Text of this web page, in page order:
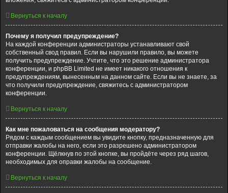
Вернуться к началу
Почему я получил предупреждение?
На каждой конференции администраторы устанавливают свой
собственный свод правил. Если вы нарушили правило, вы можете
получить предупреждение. Учтите, что это решение администратора
конференции, и phpBB Limited не имеет никакого отношения к
предупреждениям, вынесенным на данном сайте. Если вы не знаете, за
что получили предупреждение, свяжитесь с администратором
конференции.
Вернуться к началу
Как мне пожаловаться на сообщения модератору?
Рядом с каждым сообщением вы увидите кнопку, предназначенную для
отправки жалобы на него, если это разрешено администратором
конференции. Щёлкнув по этой кнопке, вы пройдёте через ряд шагов,
необходимых для оправки жалобы на сообщение.
Вернуться к началу